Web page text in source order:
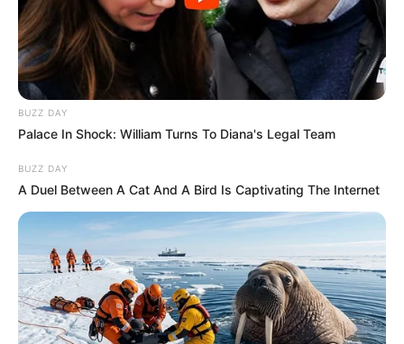
BUZZ DAY
Palace In Shock: William Turns To Diana's Legal Team
BUZZ DAY
A Duel Between A Cat And A Bird Is Captivating The Internet